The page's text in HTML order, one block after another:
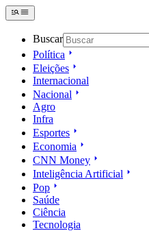
Buscar
Política
Eleições
Internacional
Nacional
Agro
Infra
Esportes
Economia
CNN Money
Inteligência Artificial
Pop
Saúde
Ciência
Tecnologia